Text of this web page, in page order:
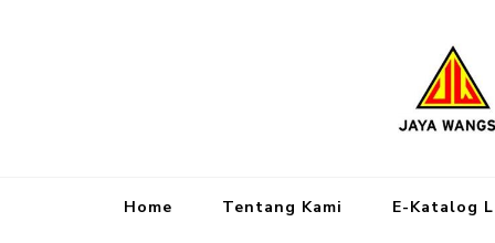
Home Tentang Kami E-Katalog